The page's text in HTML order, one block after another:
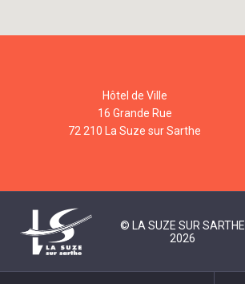
Hôtel de Ville
16 Grande Rue
72 210 La Suze sur Sarthe
© LA SUZE SUR SARTHE
2026